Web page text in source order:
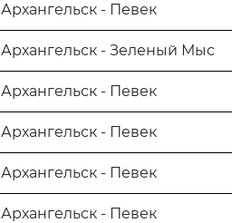
Архангельск - Певек
Архангельск - Зеленый Мыс
Архангельск - Певек
Архангельск - Певек
Архангельск - Певек
Архангельск - Певек